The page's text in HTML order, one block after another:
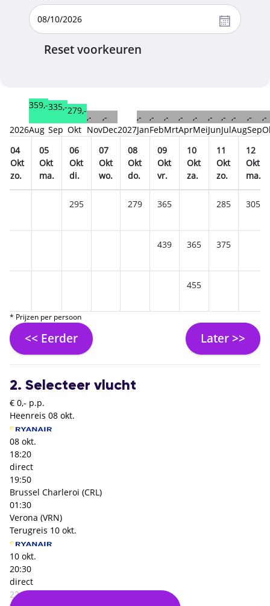
Reset voorkeuren
2026
359,-
Aug
335,-
Sep
279,-
Okt
,-
Nov
,-
Dec2027
,-
Jan
,-
Feb
,-
Mrt
,-
Apr
,-
Mei
,-
Jun
,-
Jul
,-
Aug
,-
Sep
,-
04
Okt
zo.
05
Okt
ma.
06
Okt
di.
07
Okt
wo.
08
Okt
do.
09
Okt
vr.
10
Okt
za.
11
Okt
zo.
12
Okt
ma.
295 279 365 285 305
439 365 375
455
* Prijzen per persoon
<< Eerder Later >>
2. Selecteer vlucht
€ 0,- p.p.
Heenreis 08 okt.
08 okt.
18:20
direct
19:50
Brussel Charleroi (CRL)
01:30
Verona (VRN)
Terugreis 10 okt.
10 okt.
20:30
direct
22:10